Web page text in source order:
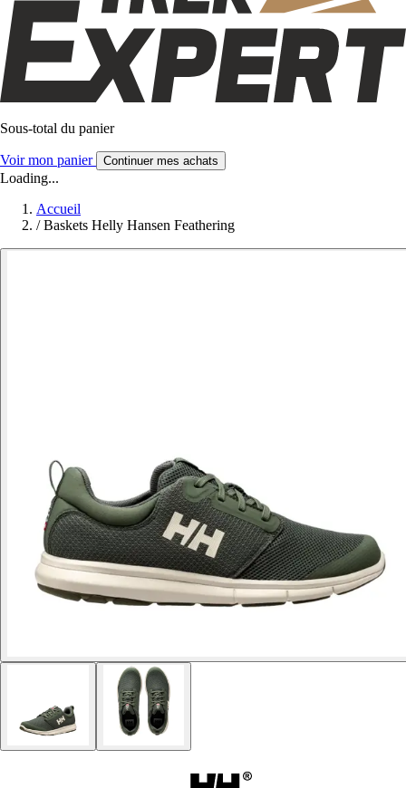
Sous-total du panier
Voir mon panier Continuer mes achats
Loading...
Accueil
/ Baskets Helly Hansen Feathering